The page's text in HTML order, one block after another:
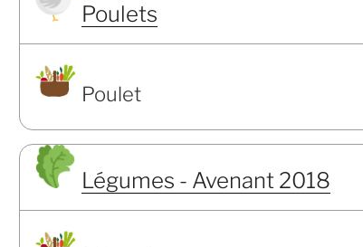
Poulets
Poulet
Légumes - Avenant 2018